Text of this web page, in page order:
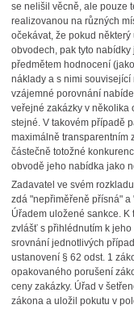
se nelišil věcně, ale pouze
realizovanou na různých
očekávat, že pokud
obvodech, pak tyto
předmětem hodnocení
náklady a s nimi související
vzájemné porovnání
veřejné zakázky v několika
stejné. V takovém případě
maximálně transparentním
částečně totožné
obvodě jeho nabídka jako
Zadavatel ve svém
zdá "nepřiměřeně přísná"
Úřadem uložené sankce.
zvlášť s přihlédnutím k
srovnání jednotlivých
ustanovení § 62 odst. 1
opakovaného porušení
ceny zakázky. Úřad v
zákona a uložil pokutu v